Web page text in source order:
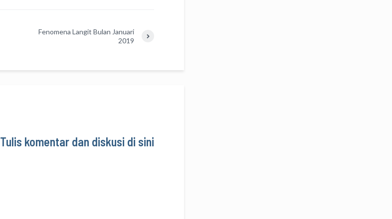
Fenomena Langit Bulan Januari
2019
Tulis komentar dan diskusi di sini